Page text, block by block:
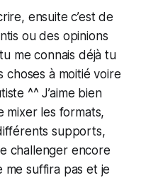
ensuite c’est de
ou des opinions
me connais déjà tu
choses à moitié voire
^^ J’aime bien
mixer les formats,
supports,
challenger encore
suffira pas et je